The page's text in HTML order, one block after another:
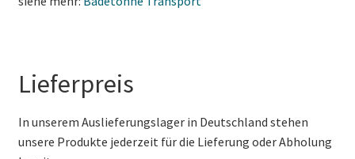
Lieferpreis
In unserem Auslieferungslager in Deutschland stehen
unsere Produkte jederzeit für die Lieferung oder Abholung